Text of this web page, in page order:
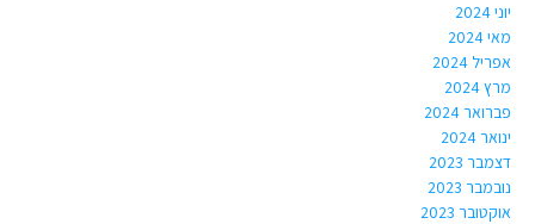
יוני 2024
מאי 2024
אפריל 2024
מרץ 2024
פברואר 2024
ינואר 2024
דצמבר 2023
נובמבר 2023
אוקטובר 2023